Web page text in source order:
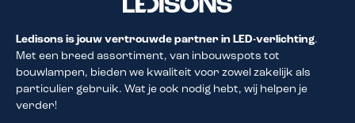
Ledisons is jouw vertrouwde partner in LED-verlichting.
Met een breed assortiment, van inbouwspots tot
bouwlampen, bieden we kwaliteit voor zowel zakelijk als
particulier gebruik. Wat je ook nodig hebt, wij helpen je
verder!